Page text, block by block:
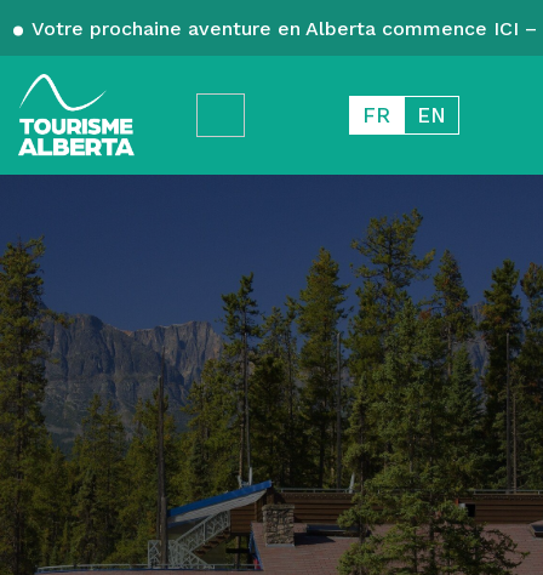
Votre prochaine aventure en Alberta commence ICI
FR EN